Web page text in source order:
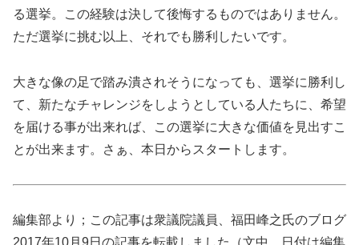
る選挙。この経験は決して後悔するものではありません。
ただ選挙に挑む以上、それでも勝利したいです。
大きな像の足で踏み潰されそうになっても、選挙に勝利し
て、新たなチャレンジをしようとしている人たちに、希望
を届ける事が出来れば、この選挙に大きな価値を見出すこ
とが出来ます。さぁ、本日からスタートします。
編集部より；この記事は衆議院議員、福田峰之氏のブログ
2017年10月9日の記事を転載しました（文中、日付は編集